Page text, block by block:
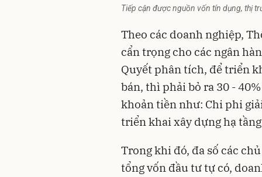
Tiếp cận được nguồn vốn tín dụng, thị
Theo các doanh nghiệp,
cẩn trọng cho các ngân
Quyết phân tích, để triển
bán, thì phải bỏ ra 30 -
khoản tiền như: Chi phi
triển khai xây dựng hạ
Trong khi đó, đa số các
tổng vốn đầu tư tự có,